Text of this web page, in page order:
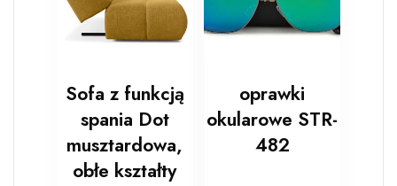
Sofa z funkcją
spania Dot
musztardowa,
obłe kształty
oprawki
okularowe STR-
482